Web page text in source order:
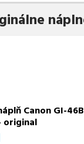
dôležitú úlohu
ktoré riešenie je
akékoľvek ďalšie
mailom alebo
to najlepšie riešenie.
Canon GI-
original